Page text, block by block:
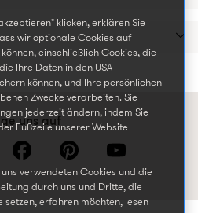
uns auf
klicken, erklären Sie
wir optionale Cookies auf
einschließlich Cookies, die
Ihre Daten in den USA
können, und Ihre persönlichen
Zwecke verarbeiten. Sie
jederzeit ändern, indem Sie
Fußzeile unserer Website
verwendeten Cookies und die
durch uns und Dritte, die
setzen, erfahren möchten, lesen